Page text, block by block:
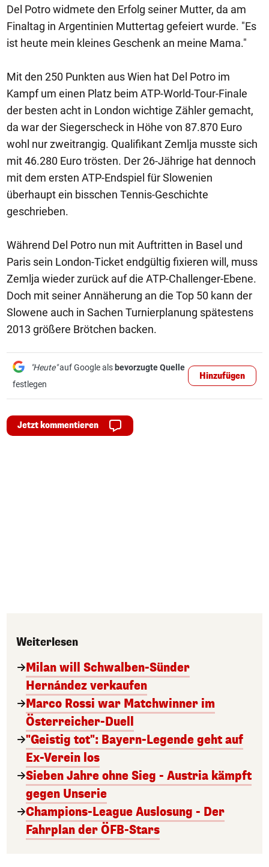
Del Potro widmete den Erfolg seiner Mutter, da am
Finaltag in Argentinien Muttertag gefeiert wurde. "Es
ist heute mein kleines Geschenk an meine Mama."
Mit den 250 Punkten aus Wien hat Del Potro im
Kampf um einen Platz beim ATP-World-Tour-Finale
der besten acht in London wichtige Zähler gemacht,
da war der Siegerscheck in Höhe von 87.870 Euro
wohl nur zweitrangig. Qualifikant Zemlja musste sich
mit 46.280 Euro trösten. Der 26-Jährige hat dennoch
mit dem ersten ATP-Endspiel für Slowenien
überhaupt ein bisschen Tennis-Geschichte
geschrieben.
Während Del Potro nun mit Auftritten in Basel und
Paris sein London-Ticket endgültig fixieren will, muss
Zemlja wieder zurück auf die ATP-Challenger-Ebene.
Doch mit seiner Annäherung an die Top 50 kann der
Slowene auch in Sachen Turnierplanung spätestens
2013 größere Brötchen backen.
"Heute"auf Google als bevorzugte Quelle
festlegen
Hinzufügen
Jetzt kommentieren
Weiterlesen
Milan will Schwalben-Sünder
Hernández verkaufen
Marco Rossi war Matchwinner im
Österreicher-Duell
"Geistig tot": Bayern-Legende geht auf
Ex-Verein los
Sieben Jahre ohne Sieg - Austria kämpft
gegen Unserie
Champions-League Auslosung - Der
Fahrplan der ÖFB-Stars